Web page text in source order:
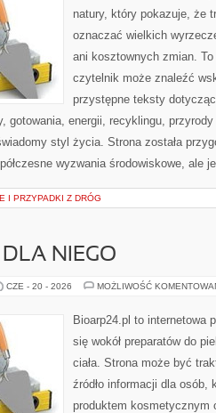
natury, który pokazuje, że
oznaczać wielkich
ani kosztownych zmian.
czytelnik może znaleźć
przystępne teksty
gotowania, energii, recyklingu,
styl życia. Strona została
wyzwania środowiskowe, ale
I PRZYPADKI Z DRÓG
NIEGO
CZE - 20 - 2026 MOŻLIWOŚĆ
Bioarp24.pl to internetowa
się wokół preparatów do
ciała. Strona może być
źródło informacji dla osób,
produktem kosmetycznym